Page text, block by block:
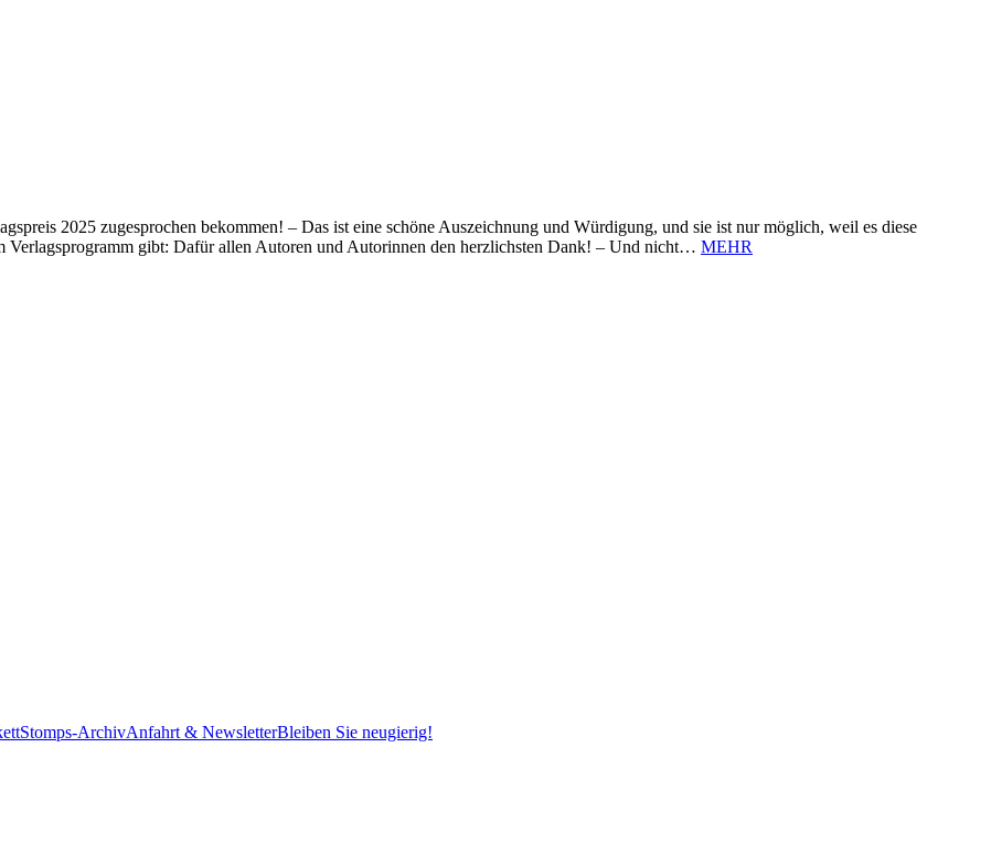
2025 zugesprochen bekommen! – Das ist eine schöne Auszeichnung und Würdigung, und sie ist nur möglich, weil es diese
gibt: Dafür allen Autoren und Autorinnen den herzlichsten Dank! – Und nicht… MEHR
Stomps-ArchivAnfahrt & NewsletterBleiben Sie neugierig!